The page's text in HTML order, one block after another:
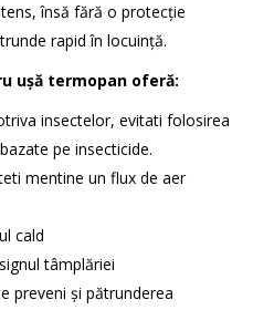
însă fără o protecție
rapid în locuință.
ușă termopan oferă:
insectelor, evitati folosirea
pe insecticide.
mentine un flux de aer
cald
tâmplăriei
preveni și pătrunderea